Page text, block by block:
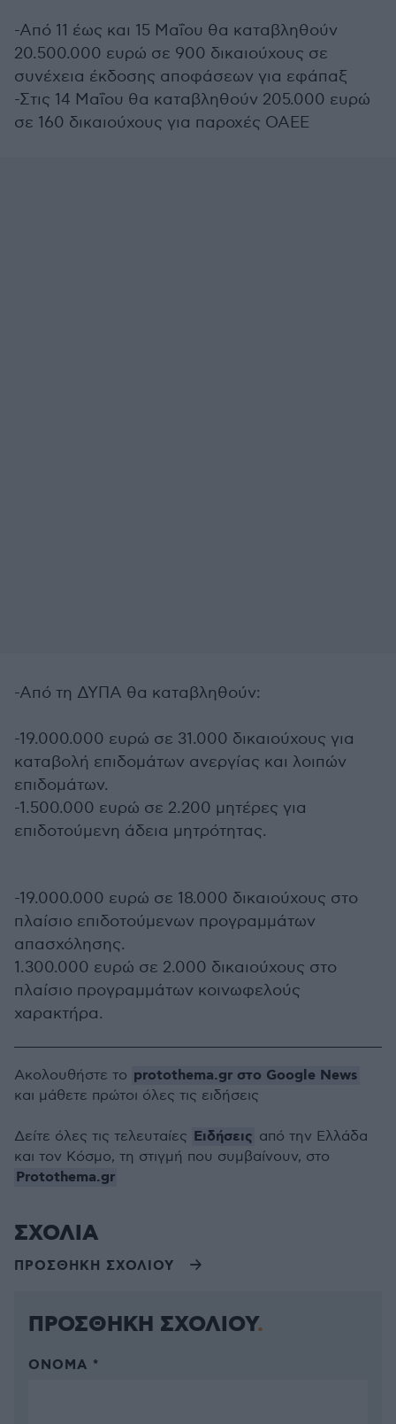
-Από 11 έως και 15 Μαΐου θα καταβληθούν
20.500.000 ευρώ σε 900 δικαιούχους σε
συνέχεια έκδοσης αποφάσεων για εφάπαξ
-Στις 14 Μαΐου θα καταβληθούν 205.000 ευρώ
σε 160 δικαιούχους για παροχές ΟΑΕΕ
-Από τη ΔΥΠΑ θα καταβληθούν:
-19.000.000 ευρώ σε 31.000 δικαιούχους για
καταβολή επιδομάτων ανεργίας και λοιπών
επιδομάτων.
-1.500.000 ευρώ σε 2.200 μητέρες για
επιδοτούμενη άδεια μητρότητας.
-19.000.000 ευρώ σε 18.000 δικαιούχους στο
πλαίσιο επιδοτούμενων προγραμμάτων
απασχόλησης.
1.300.000 ευρώ σε 2.000 δικαιούχους στο
πλαίσιο προγραμμάτων κοινωφελούς
χαρακτήρα.
Ακολουθήστε το protothema.gr στο Google News
και μάθετε πρώτοι όλες τις ειδήσεις
Δείτε όλες τις τελευταίες Ειδήσεις από την Ελλάδα
και τον Κόσμο, τη στιγμή που συμβαίνουν, στο
Protothema.gr
ΣΧΟΛΙΑ
ΠΡΟΣΘΗΚΗ ΣΧΟΛΙΟΥ
ΠΡΟΣΘΗΚΗ ΣΧΟΛΙΟΥ
ΌΝΟΜΑ *